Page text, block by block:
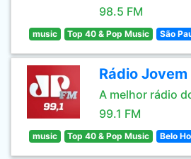
98.5 FM
music Top 40 & Pop Music São
Rádio Jovem
A melhor rádio
99.1 FM
music Top 40 & Pop Music Belo